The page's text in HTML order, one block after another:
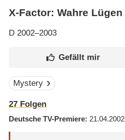
X-Factor: Wahre Lügen
D2002–2003
Mystery
27Folgen
Deutsche TV-Premiere 21.04.2002